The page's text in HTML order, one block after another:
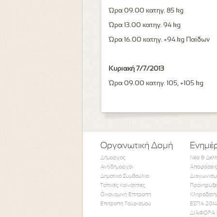
Ώρα 09.00 κατηγ. 85 kg
Ώρα 13.00 κατηγ. 94 kg
Ώρα 16.00 κατηγ. +94 kg Παίδων
Κυριακή 7/7/2013
Ώρα 09.00 κατηγ. 105, +105 kg
Οργανωτική Δομή
Δήμαρχος
Αντιδήμαρχοι
Δημοτικό Συμβούλιο
Τοπικές Κοινότητες
Οικονομική Επιτροπή
Επιτροπή Τουρισμού
Νέα &
ΕΣΠΑ
ΔΙΑΦΟΡΑ